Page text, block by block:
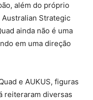
além do próprio
Australian Strategic
ainda não é uma
em uma direção
e AUKUS, figuras
reiteraram diversas